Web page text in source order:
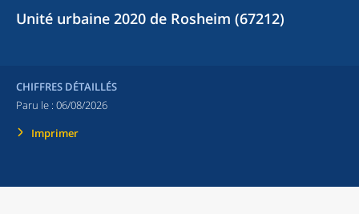
Unité urbaine 2020 de Rosheim (67212)
CHIFFRES DÉTAILLÉS
Paru le : 06/08/2026
Imprimer